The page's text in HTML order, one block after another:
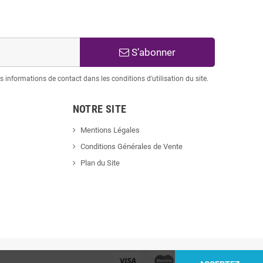
S’abonner
informations de contact dans les conditions d'utilisation du site.
NOTRE SITE
Mentions Légales
Conditions Générales de Vente
Plan du Site